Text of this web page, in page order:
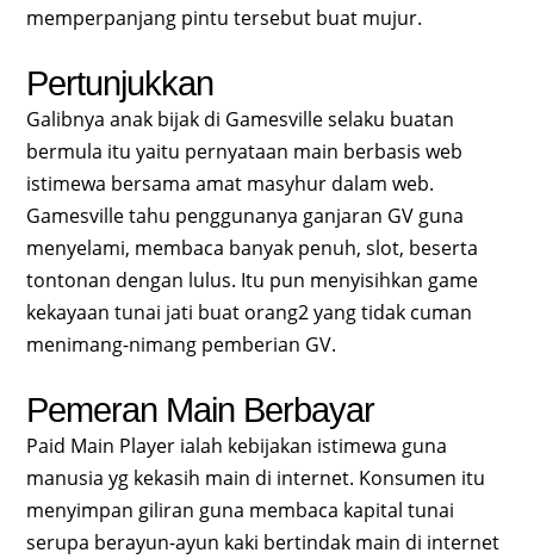
memperpanjang pintu tersebut buat mujur.
Pertunjukkan
Galibnya anak bijak di Gamesville selaku buatan
bermula itu yaitu pernyataan main berbasis web
istimewa bersama amat masyhur dalam web.
Gamesville tahu penggunanya ganjaran GV guna
menyelami, membaca banyak penuh, slot, beserta
tontonan dengan lulus. Itu pun menyisihkan game
kekayaan tunai jati buat orang2 yang tidak cuman
menimang-nimang pemberian GV.
Pemeran Main Berbayar
Paid Main Player ialah kebijakan istimewa guna
manusia yg kekasih main di internet. Konsumen itu
menyimpan giliran guna membaca kapital tunai
serupa berayun-ayun kaki bertindak main di internet